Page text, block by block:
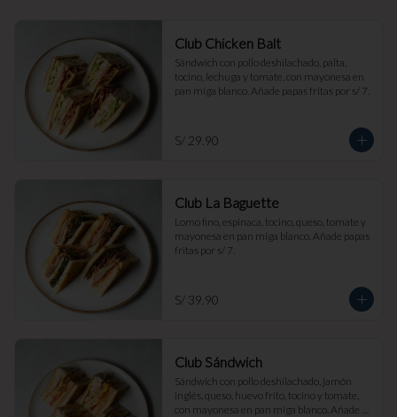
Club Chicken Balt
Sándwich con pollo deshilachado, palta,
tocino, lechuga y tomate, con mayonesa en
pan miga blanco. Añade papas fritas por s/ 7.
S/ 29.90
Club La Baguette
Lomo fino, espinaca, tocino, queso, tomate y
mayonesa en pan miga blanco. Añade papas
fritas por s/ 7.
S/ 39.90
Club Sándwich
Sándwich con pollo deshilachado, jamón
inglés, queso, huevo frito, tocino y tomate,
con mayonesa en pan miga blanco. Añade